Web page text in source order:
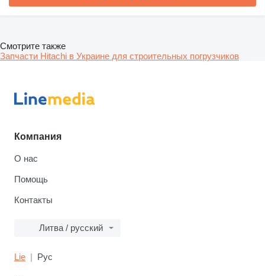
Смотрите также
Запчасти Hitachi в Украине для строительных погрузчиков
Компания
О нас
Помощь
Контакты
Литва / русский
Lie Рус